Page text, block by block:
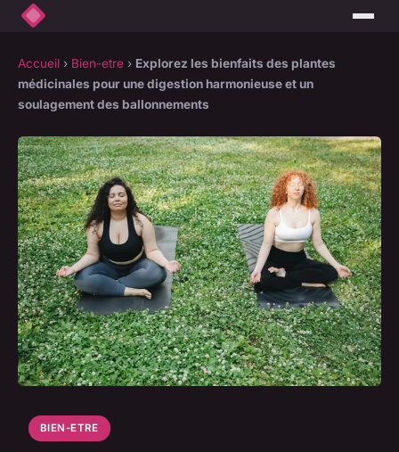
Accueil › Bien-etre › Explorez les bienfaits des plantes
médicinales pour une digestion harmonieuse et un
soulagement des ballonnements
BIEN-ETRE